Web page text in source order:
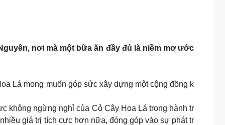
nơi mà một bữa ăn đầy đủ là niềm mơ ước
Lá mong muốn góp sức xây dựng một cộng đồng k
không ngừng nghỉ của Cỏ Cây Hoa Lá trong hành tr
giá trị tích cực hơn nữa, đóng góp vào sự phát tr